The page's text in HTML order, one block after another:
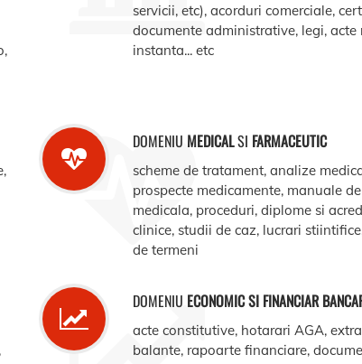
servicii, etc), acorduri comerciale,
documente administrative, legi,
instanta... etc
DOMENIU MEDICALSI FARMACEUTIC
scheme de tratament, analize
prospecte medicamente, manuale
medicala, proceduri, diplome si
clinice, studii de caz, lucrari
de termeni
DOMENIU ECONOMIC SI FINANCIAR
acte constitutive, hotarari AGA,
balante, rapoarte financiare,